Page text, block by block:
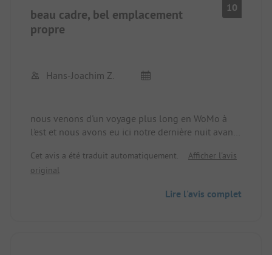
beau cadre, bel emplacement
propre
10
Hans-Joachim Z.
nous venons d'un voyage plus long en WoMo à
l'est et nous avons eu ici notre dernière nuit avant
Tout d'abord, le prix étonnamment bas par rapport
aux campings équivalents que nous avons
Cet avis a été traduit automatiquement.
Afficher l'avis
original
Lire l'avis complet